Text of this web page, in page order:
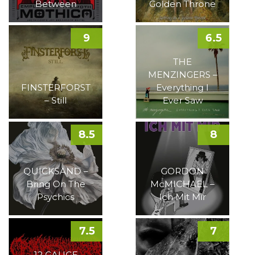
Between
Golden Throne
FINSTERFORST
– Still
9
THE
MENZINGERS –
Everything I
Ever Saw
6.5
QUICKSAND –
Bring On The
Psychics
8.5
GORDON
McMICHAEL –
Ich Mit Mir
8
7.5 7